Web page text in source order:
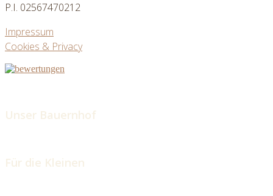
P.I. 02567470212
Impressum
Cookies & Privacy
Unser Bauernhof
Für die Kleinen